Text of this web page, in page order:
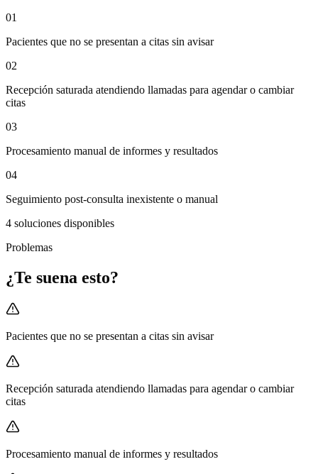
01
Pacientes que no se presentan a citas sin avisar
02
Recepción saturada atendiendo llamadas para agendar o cambiar
citas
03
Procesamiento manual de informes y resultados
04
Seguimiento post-consulta inexistente o manual
4 soluciones disponibles
Problemas
¿Te suena esto?
Pacientes que no se presentan a citas sin avisar
Recepción saturada atendiendo llamadas para agendar o cambiar
citas
Procesamiento manual de informes y resultados